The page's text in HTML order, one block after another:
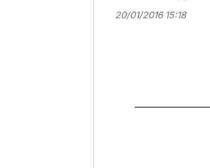
20/01/2016 15:18